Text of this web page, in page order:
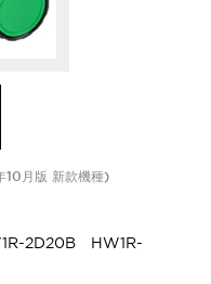
10月版 新款機種)
2D20B HW1R-